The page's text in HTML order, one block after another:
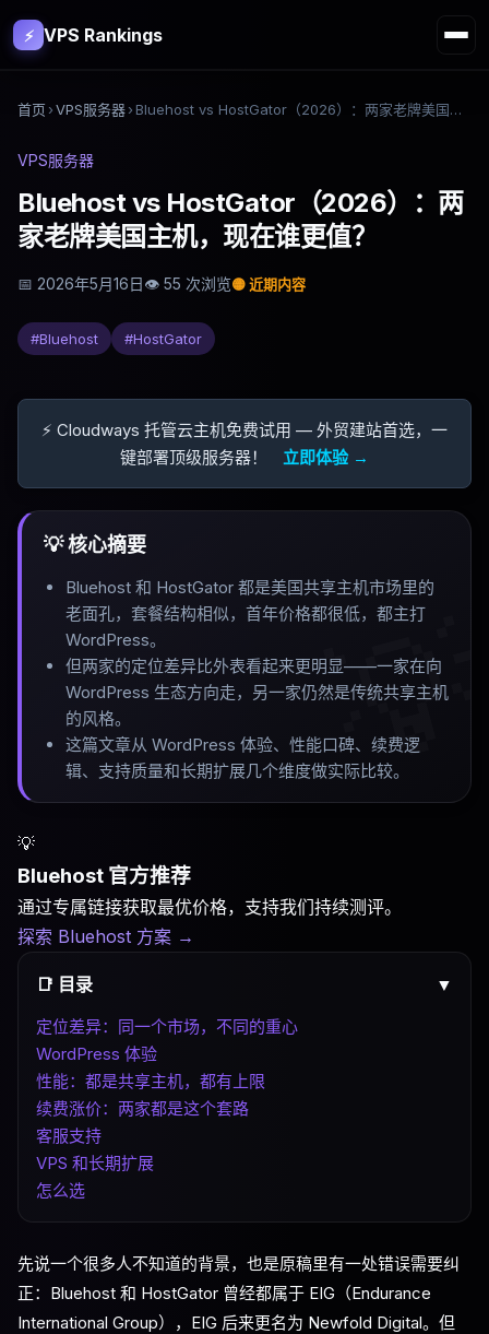
⚡ VPS Rankings
首页 ›VPS服务器› Bluehost vs HostGator（2026）：两家老牌美国主机，现在谁更值？
VPS服务器
Bluehost vs HostGator（2026）：两
家老牌美国主机，现在谁更值？
📅 2026年5月16日👁 55 次浏览🟡近期内容
#Bluehost #HostGator
⚡ Cloudways 托管云主机免费试用 — 外贸建站首选，一
键部署顶级服务器！
立即体验 →
💡 核心摘要
Bluehost 和 HostGator 都是美国共享主机市场里的
老面孔，套餐结构相似，首年价格都很低，都主打
WordPress。
但两家的定位差异比外表看起来更明显——一家在向
WordPress 生态方向走，另一家仍然是传统共享主机
的风格。
这篇文章从 WordPress 体验、性能口碑、续费逻
辑、支持质量和长期扩展几个维度做实际比较。
💡
Bluehost 官方推荐
通过专属链接获取最优价格，支持我们持续测评。
探索 Bluehost 方案 →
📑 目录 ▼
定位差异：同一个市场，不同的重心
WordPress 体验
性能：都是共享主机，都有上限
续费涨价：两家都是这个套路
客服支持
VPS 和长期扩展
怎么选
先说一个很多人不知道的背景，也是原稿里有一处错误需要纠
正：Bluehost 和 HostGator 曾经都属于 EIG（Endurance
International Group），EIG 后来更名为 Newfold Digital。但